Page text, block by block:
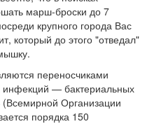
марш-броски до 7
крупного города Вас
который до этого "отведал"
переносчиками
инфекций — бактериальных
Организации
порядка 150